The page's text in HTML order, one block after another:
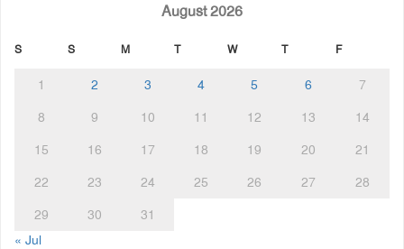
August 2026
S S M T W T F
1 2 3 4 5 6
7
8
9 10 11 12 13
14
15
16 17 18 19 20
21
22
23 24 25 26 27
28
29
30
31
« Jul